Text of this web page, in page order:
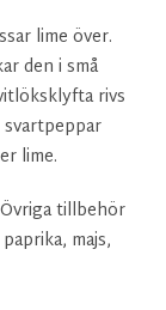
lime över.
den i små
rivs
lime.
tillbehör
majs,